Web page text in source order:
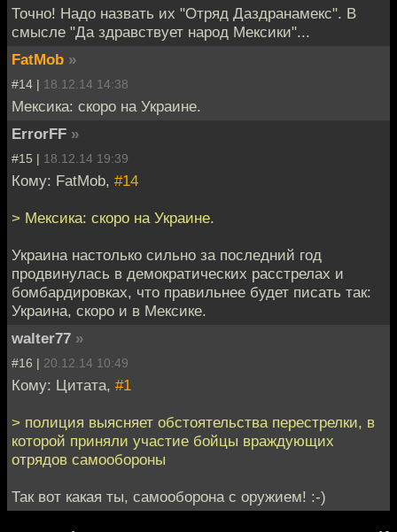
Точно! Надо назвать их "Отряд Даздранамекс". В
смысле "Да здравствует народ Мексики"...
FatMob »
#14 | 18.12.14 14:38
Мексика: скоро на Украине.
ErrorFF »
#15 | 18.12.14 19:39
Кому: FatMob, #14
> Мексика: скоро на Украине.
Украина настолько сильно за последний год
продвинулась в демократических расстрелах и
бомбардировках, что правильнее будет писать так:
Украина, скоро и в Мексике.
walter77 »
#16 | 20.12.14 10:49
Кому: Цитата, #1
> полиция выясняет обстоятельства перестрелки, в
которой приняли участие бойцы враждующих
отрядов самообороны
Так вот какая ты, самооборона с оружием! :-)